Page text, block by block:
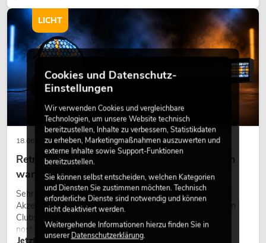
18.06.2026
Retro-Licht im modernen Lichtdesign: Warum
warmes Licht wieder wirkt
Sehr warmes Licht, sichtbare Leuchtflächen und farbige
Akzente prägen viele aktuelle Lichtdesigns auf Bühnen, in
Clubs und bei Events. Retro-Licht ist dabei kein rein
nostalgischer Effekt, sondern ein bewusst eingesetztes
Jetzt lesen
LICHT
Cookies und Datenschutz-
Einstellungen
Wir verwenden Cookies und vergleichbare
Technologien, um unsere Website technisch
bereitzustellen, Inhalte zu verbessern, Statistikdaten
zu erheben, Marketingmaßnahmen auszuwerten und
externe Inhalte sowie Support-Funktionen
bereitzustellen.
Sie können selbst entscheiden, welchen Kategorien
und Diensten Sie zustimmen möchten. Technisch
erforderliche Dienste sind notwendig und können
nicht deaktiviert werden.
Weitergehende Informationen hierzu finden Sie in
unsererDatenschutzerklärung.